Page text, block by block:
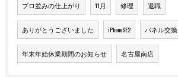
プロ並みの仕上がり 11月 修理 退職
ありがとうございました iPhoneSE2 パネル交換
年末年始休業期間のお知らせ 名古屋南店